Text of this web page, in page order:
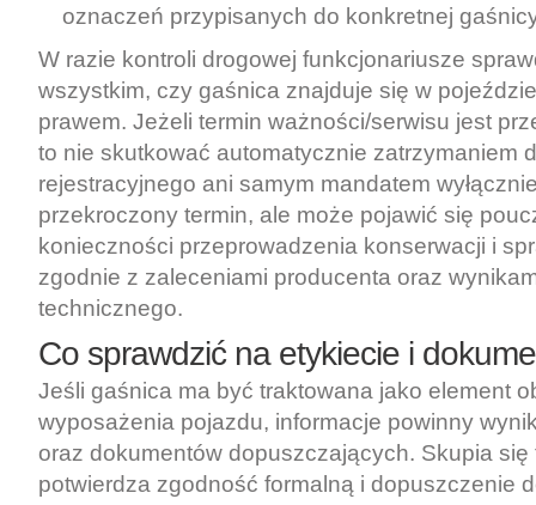
oznaczeń przypisanych do konkretnej
W razie kontroli drogowej funkcjonariusze
wszystkim, czy gaśnica znajduje się w
prawem. Jeżeli termin ważności/serwisu jest
to nie skutkować automatycznie zatrzymaniem
rejestracyjnego ani samym mandatem
przekroczony termin, ale może pojawić się
konieczności przeprowadzenia konserwacji i
zgodnie z zaleceniami producenta oraz
technicznego.
Co sprawdzić na etykiecie i
Jeśli gaśnica ma być traktowana jako element
wyposażenia pojazdu, informacje powinny
oraz dokumentów dopuszczających. Skupia się
potwierdza zgodność formalną i dopuszczenie